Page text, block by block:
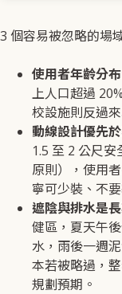
3 個容易被忽略的場
使用者年齡分
上人口超過
校設施則反過
動線設計優先
1.5 至 2 公尺
原則），使用
寧可少裝、不
遮陰與排水是
健區，夏天午
水，雨後一週
本若被略過，
規劃預期。